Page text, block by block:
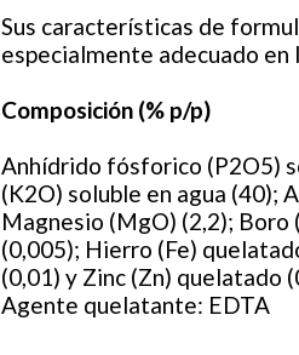
Sus características de
especialmente adecuado
Composición (% p/p)
Anhídrido fósforico (P2O5)
(K2O) soluble en agua (40);
Magnesio (MgO) (2,2); Boro
(0,005); Hierro (Fe)
(0,01) y Zinc (Zn) quelatado
Agente quelatante: EDTA